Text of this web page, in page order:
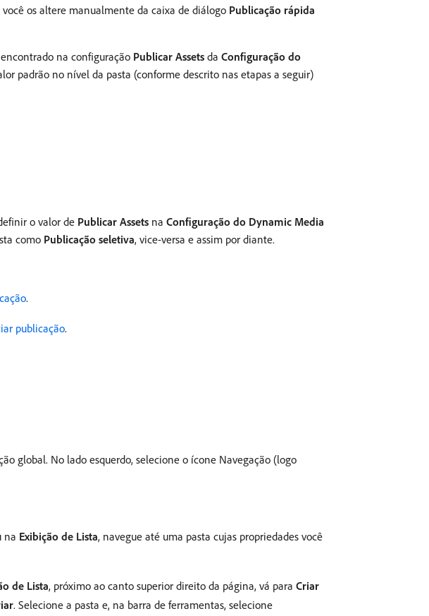
os altere manualmente da caixa de diálogo Publicação rápida
na configuração Publicar Assets da Configuração do
padrão no nível da pasta (conforme descrito nas etapas a seguir)
o valor de Publicar Assets na Configuração do Dynamic Media
como Publicação seletiva, vice-versa e assim por diante.
.
publicação.
global. No lado esquerdo, selecione o ícone Navegação (logo
na Exibição de Lista, navegue até uma pasta cujas propriedades você
de Lista, próximo ao canto superior direito da página, vá para Criar
. Selecione a pasta e, na barra de ferramentas, selecione